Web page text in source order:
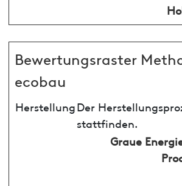
Bewertungsraster
ecobau
HerstellungDer
stattfinden.
Graue